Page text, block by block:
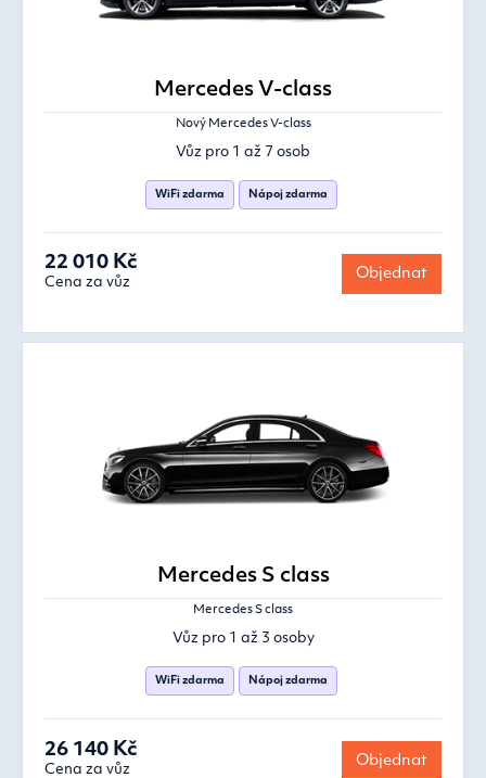
Mercedes V-class
Nový Mercedes V-class
Vůz pro 1 až 7 osob
WiFi zdarma Nápoj zdarma
22 010 Kč
Cena za vůz
Objednat
Mercedes S class
Mercedes S class
Vůz pro 1 až 3 osoby
WiFi zdarma Nápoj zdarma
26 140 Kč
Cena za vůz
Objednat